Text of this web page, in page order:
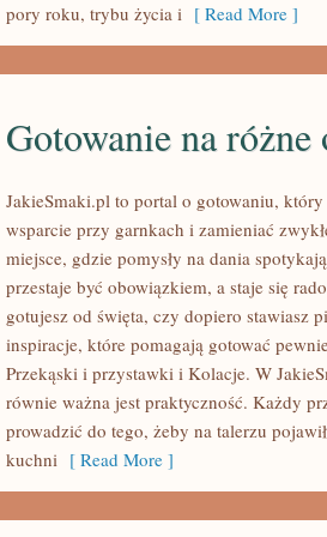
pory roku, trybu życia i [ Read More ]
Gotowanie na różne
JakieSmaki.pl to portal o gotowaniu,
wsparcie przy garnkach i zamieniać
miejsce, gdzie pomysły na dania
przestaje być obowiązkiem, a staje się
gotujesz od święta, czy dopiero stawiasz
inspiracje, które pomagają gotować
Przekąski i przystawki i Kolacje. W
równie ważna jest praktyczność. Każdy
prowadzić do tego, żeby na talerzu
kuchni [ Read More ]